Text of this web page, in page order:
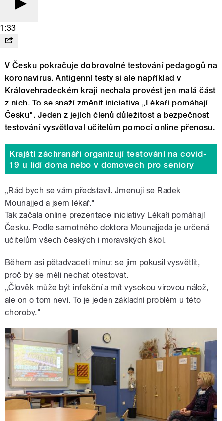
1:33
V Česku pokračuje dobrovolné testování pedagogů na
koronavirus. Antigenní testy si ale například v
Královehradeckém kraji nechala provést jen malá část
z nich. To se snaží změnit iniciativa „Lékaři pomáhají
Česku". Jeden z jejích členů důležitost a bezpečnost
testování vysvětloval učitelům pomocí online přenosu.
Krajští záchranáři organizují testování na covid-
19 u lidí doma nebo v domovech pro seniory
„Rád bych se vám představil. Jmenuji se Radek
Mounajjed a jsem lékař."
Tak začala online prezentace iniciativy Lékaři pomáhají
Česku. Podle samotného doktora Mounajjeda je určená
učitelům všech českých i moravských škol.
Během asi pětadvaceti minut se jim pokusil vysvětlit,
proč by se měli nechat otestovat.
„Člověk může být infekční a mít vysokou virovou nálož,
ale on o tom neví. To je jeden základní problém u této
choroby."